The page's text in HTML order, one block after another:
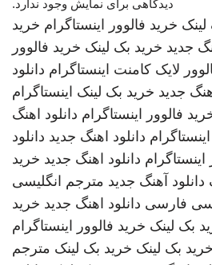
دیدگاهی برای نمایش وجود ندارد.
خرید فالوور اینستاگرام خرید
جدید خرید بک لینک خرید فالوور
لایک کامنت اینستاگرام دانلود
جدید خرید بک لینک اینستاگرام
فالوور اینستاگرام دانلود اهنگ
دانلود اهنگ جدید دانلود
دانلود اهنگ جدید خرید
دانلود آهنگ جدید مترجم انگلیسی
فارسی دانلود اهنگ جدید خرید
بک لینک خرید فالوور اینستاگرام
خرید بک لینک خرید بک لینک مترجم